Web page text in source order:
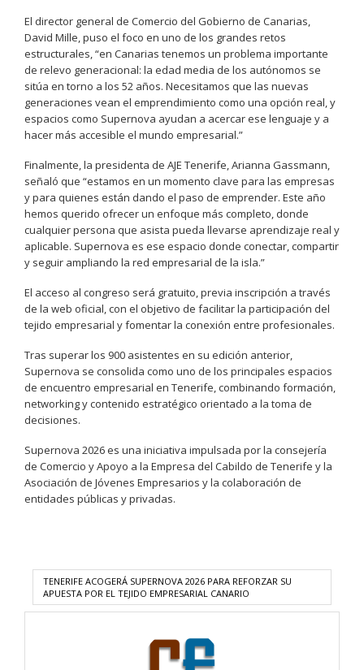
El director general de Comercio del Gobierno de Canarias,
David Mille, puso el foco en uno de los grandes retos
estructurales, “en Canarias tenemos un problema importante
de relevo generacional: la edad media de los autónomos se
sitúa en torno a los 52 años. Necesitamos que las nuevas
generaciones vean el emprendimiento como una opción real, y
espacios como Supernova ayudan a acercar ese lenguaje y a
hacer más accesible el mundo empresarial.”
Finalmente, la presidenta de AJE Tenerife, Arianna Gassmann,
señaló que “estamos en un momento clave para las empresas
y para quienes están dando el paso de emprender. Este año
hemos querido ofrecer un enfoque más completo, donde
cualquier persona que asista pueda llevarse aprendizaje real y
aplicable. Supernova es ese espacio donde conectar, compartir
y seguir ampliando la red empresarial de la isla.”
El acceso al congreso será gratuito, previa inscripción a través
de la web oficial, con el objetivo de facilitar la participación del
tejido empresarial y fomentar la conexión entre profesionales.
Tras superar los 900 asistentes en su edición anterior,
Supernova se consolida como uno de los principales espacios
de encuentro empresarial en Tenerife, combinando formación,
networking y contenido estratégico orientado a la toma de
decisiones.
Supernova 2026 es una iniciativa impulsada por la consejería
de Comercio y Apoyo a la Empresa del Cabildo de Tenerife y la
Asociación de Jóvenes Empresarios y la colaboración de
entidades públicas y privadas.
TENERIFE ACOGERÁ SUPERNOVA 2026 PARA REFORZAR SU
APUESTA POR EL TEJIDO EMPRESARIAL CANARIO